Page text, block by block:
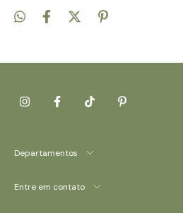
Departamentos
Entre em contato